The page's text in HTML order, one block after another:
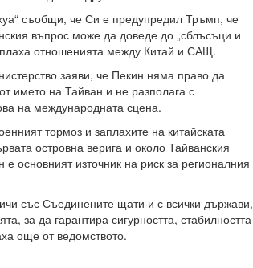
съобщи, че Си е предупредил Тръмп, че
въпрос може да доведе до „сблъсъци и
отношенията между Китай и САЩ.
заяви, че Пекин няма право да
името на Тайван и не разполага с
на международната сцена.
тормоз и заплахите на китайската
островна верига и около Тайванския
основният източник на риск за регионалния
със Съединените щати и с всички държави,
за да гарантира сигурността, стабилността
още от ведомството.